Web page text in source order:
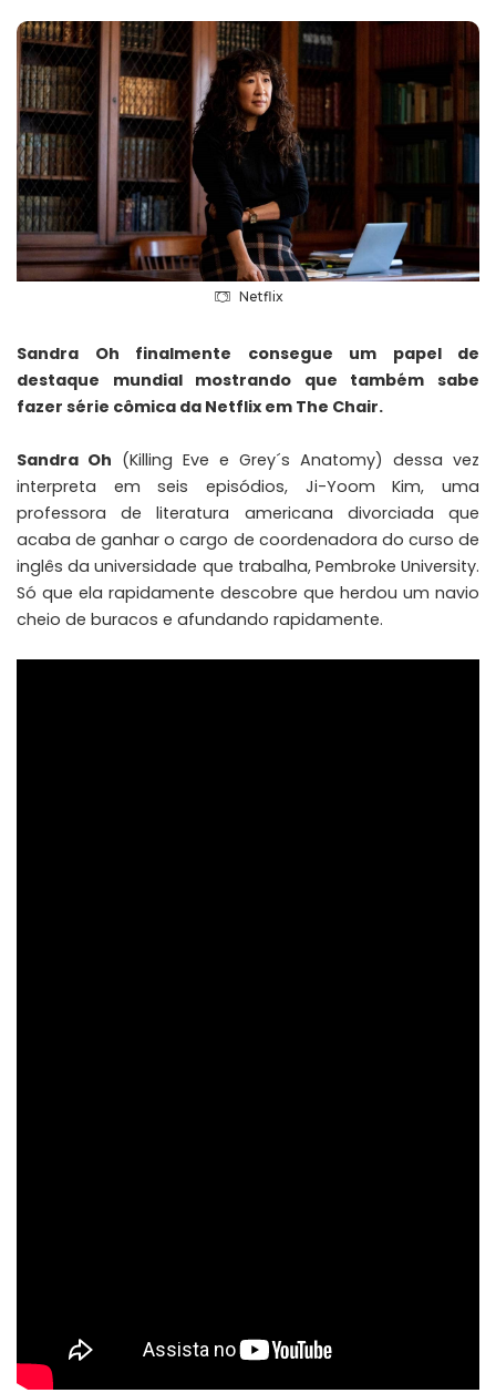
Netflix
Sandra Oh finalmente consegue um papel de
destaque mundial mostrando que também sabe
fazer série cômica da Netflix em The Chair.
Sandra Oh (Killing Eve e Grey´s Anatomy) dessa vez
interpreta em seis episódios, Ji-Yoom Kim, uma
professora de literatura americana divorciada que
acaba de ganhar o cargo de coordenadora do curso de
inglês da universidade que trabalha, Pembroke University.
Só que ela rapidamente descobre que herdou um navio
cheio de buracos e afundando rapidamente.